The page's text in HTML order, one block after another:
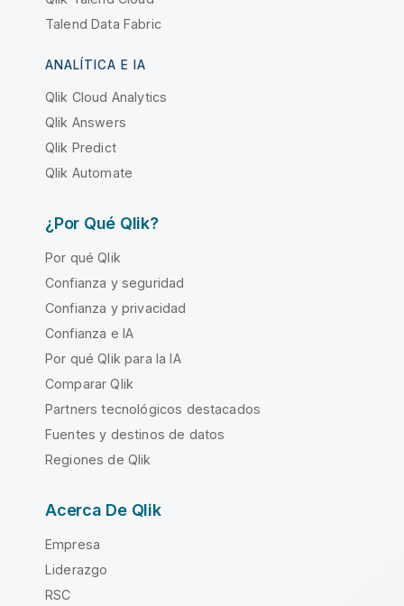
Talend Data Fabric
ANALÍTICA E IA
Qlik Cloud Analytics
Qlik Answers
Qlik Predict
Qlik Automate
¿Por Qué Qlik?
Por qué Qlik
Confianza y seguridad
Confianza y privacidad
Confianza e IA
Por qué Qlik para la IA
Comparar Qlik
Partners tecnológicos destacados
Fuentes y destinos de datos
Regiones de Qlik
Acerca De Qlik
Empresa
Liderazgo
RSC